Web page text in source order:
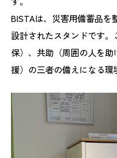
BISTAは、災害用備蓄品を
設計されたスタンドです
保）、共助（周囲の人を
援）の三者の備えになる環